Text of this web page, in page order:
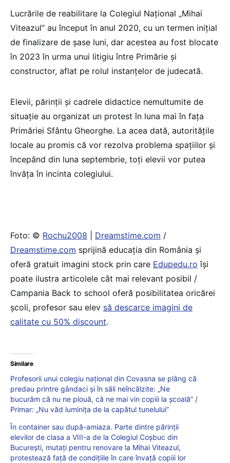
Lucrările de reabilitare la Colegiul Naţional „Mihai
Viteazul” au început în anul 2020, cu un termen iniţial
de finalizare de şase luni, dar acestea au fost blocate
în 2023 în urma unui litigiu între Primărie şi
constructor, aflat pe rolul instanţelor de judecată.
Elevii, părinţii şi cadrele didactice nemultumite de
situație au organizat un protest în luna mai în faţa
Primăriei Sfântu Gheorghe. La acea dată, autorităţile
locale au promis că vor rezolva problema spaţiilor și
începând din luna septembrie, toţi elevii vor putea
învăţa în incinta colegiului.
Foto: © Rochu2008 Dreamstime.com /
Dreamstime.com sprijină educaţia din România şi
oferă gratuit imagini stock prin care Edupedu.ro îşi
poate ilustra articolele cât mai relevant posibil /
Campania Back to school oferă posibilitatea oricărei
școli, profesor sau elev să descarce imagini de
calitate cu 50% discount.
Similare
Profesorii unui colegiu național din Covasna se plâng că
predau printre gândaci și în săli neîncălzite: „Ne
bucurăm că nu ne plouă, că ne mai vin copiii la școală” /
Primar: „Nu văd luminița de la capătul tunelului”
În container sau după-amiaza. Parte dintre părinții
elevilor de clasa a VIII-a de la Colegiul Coșbuc din
București, mutați pentru renovare la Mihai Viteazul,
protestează față de condițiile în care învață copiii lor